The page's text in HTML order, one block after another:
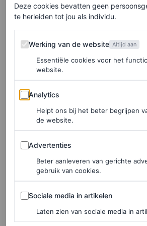
Natuurlijk was de inclusiviteit op het
een belangrijk onderdeel van de
collectie is beschikbaar in de maten
Tijdens hun eerste ontmoeting
over hoe ze tijdens haar tijd op de
weerstand voelde toen ze probeerde
te casten voor een show. “Mij werd
mooi zijn als zebig
vaak het gevoel heeft dat mode “geen
industrie is”.
Duurzaamheid
Deze cookies bevatten geen
te herleiden tot jou als individu.
Werking van de website
Werking van de website Altijd aan
Essentiële cookies voor het
website.
Analytics
Analytics
Helpt ons bij het beter begrijpen
de website.
Advertenties
Advertenties
Beter aanleveren van gerichte
gebruik van cookies.
Sociale media in artikelen
Sociale media in artikelen
Laten zien van sociale media in